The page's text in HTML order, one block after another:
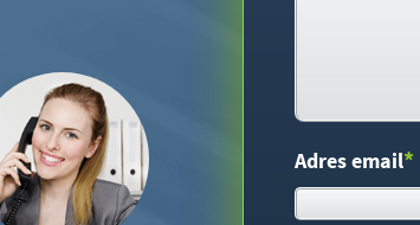
Adres email*